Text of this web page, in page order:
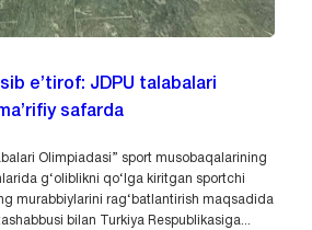
e’tirof: JDPU talabalari
safarda
Olimpiadasi” sport musobaqalarining
g‘oliblikni qo‘lga kiritgan sportchi
murabbiylarini rag‘batlantirish maqsadida
bilan Turkiya Respublikasiga...